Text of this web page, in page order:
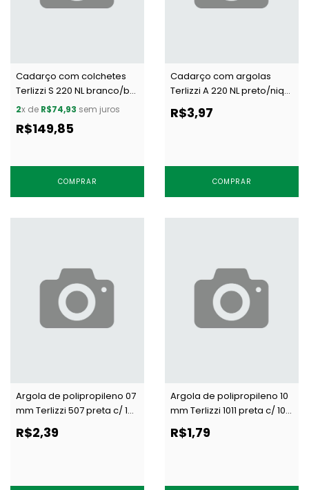
Cadarço com colchetes
Terlizzi S 220 NL branco/bc
c/ 20 m
2x de R$74,93 sem juros
R$149,85
COMPRAR
Cadarço com argolas
Terlizzi A 220 NL preto/niq
por metro
R$3,97
COMPRAR
Argola de polipropileno 07
mm Terlizzi 507 preta c/ 100
R$2,39
Argola de polipropileno 10
mm Terlizzi 1011 preta c/ 100
R$1,79